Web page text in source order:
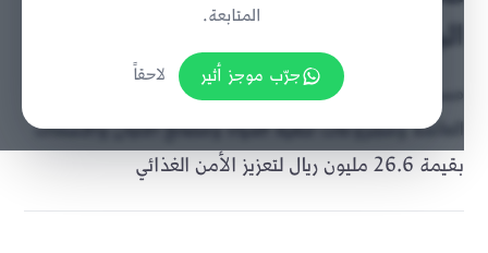
البحري؟
مسندم تطرح 30 موقعًا للاستزراع السمكي بالأقفاص
العائمة ومشروعات تنقية المياه ومصانع الألبان والأسماك
بقيمة 26.6 مليون ريال لتعزيز الأمن الغذائي
المتابعة.
جرّب موجز أثير
لاحقاً